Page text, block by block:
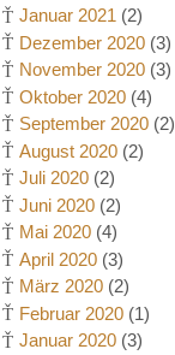
Januar 2021 (2)
Dezember 2020 (3)
November 2020 (3)
Oktober 2020 (4)
September 2020 (2)
August 2020 (2)
Juli 2020 (2)
Juni 2020 (2)
Mai 2020 (4)
April 2020 (3)
März 2020 (2)
Februar 2020 (1)
Januar 2020 (3)